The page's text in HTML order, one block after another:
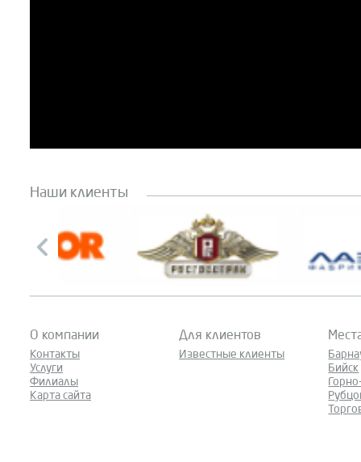
Наши клиенты
О компании
Контакты
Услуги
Филиалы
Карта сайта
Для клиентов
Известные клиенты
Бийск